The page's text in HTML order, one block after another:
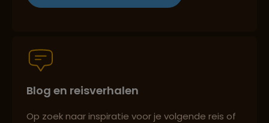
Persoonlijk en deskundig reisadvies
Blog en reisverhalen
Op zoek naar inspiratie voor je volgende reis of